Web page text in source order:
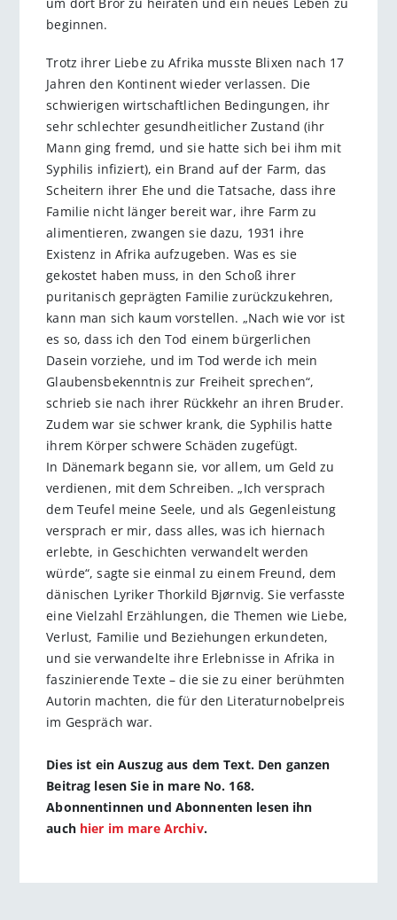
um dort Bror zu heiraten und ein neues Leben zu
beginnen.
Trotz ihrer Liebe zu Afrika musste Blixen nach 17
Jahren den Kontinent wieder verlassen. Die
schwierigen wirtschaftlichen Bedingungen, ihr
sehr schlechter gesundheitlicher Zustand (ihr
Mann ging fremd, und sie hatte sich bei ihm mit
Syphilis infiziert), ein Brand auf der Farm, das
Scheitern ihrer Ehe und die Tatsache, dass ihre
Familie nicht länger bereit war, ihre Farm zu
alimentieren, zwangen sie dazu, 1931 ihre
Existenz in Afrika aufzugeben. Was es sie
gekostet haben muss, in den Schoß ihrer
puritanisch geprägten Familie zurückzukehren,
kann man sich kaum vorstellen. „Nach wie vor ist
es so, dass ich den Tod einem bürgerlichen
Dasein vorziehe, und im Tod werde ich mein
Glaubensbekenntnis zur Freiheit sprechen“,
schrieb sie nach ihrer Rückkehr an ihren Bruder.
Zudem war sie schwer krank, die Syphilis hatte
ihrem Körper schwere Schäden zugefügt.
In Dänemark begann sie, vor allem, um Geld zu
verdienen, mit dem Schreiben. „Ich versprach
dem Teufel meine Seele, und als Gegenleistung
versprach er mir, dass alles, was ich hiernach
erlebte, in Geschichten verwandelt werden
würde“, sagte sie einmal zu einem Freund, dem
dänischen Lyriker Thorkild Bjørnvig. Sie verfasste
eine Vielzahl Erzählungen, die Themen wie Liebe,
Verlust, Familie und Beziehungen erkundeten,
und sie verwandelte ihre Erlebnisse in Afrika in
faszinierende Texte – die sie zu einer berühmten
Autorin machten, die für den Literaturnobelpreis
im Gespräch war.
Dies ist ein Auszug aus dem Text. Den ganzen
Beitrag lesen Sie in mare No. 168.
Abonnentinnen und Abonnenten lesen ihn
auch hier im mare Archiv.